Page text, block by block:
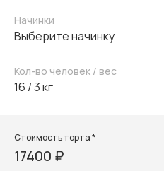
Начинки
выберите начинку
Кол-во человек / вес
16 / 3 кг
Стоимость торта *
17400 ₽